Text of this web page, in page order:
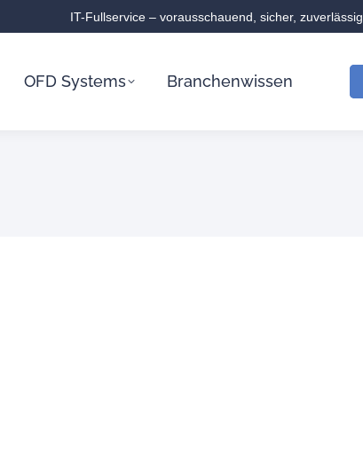
IT-Fullservice – vorausschauend, sicher, zuverlässig.
OFD Systems Branchenwissen